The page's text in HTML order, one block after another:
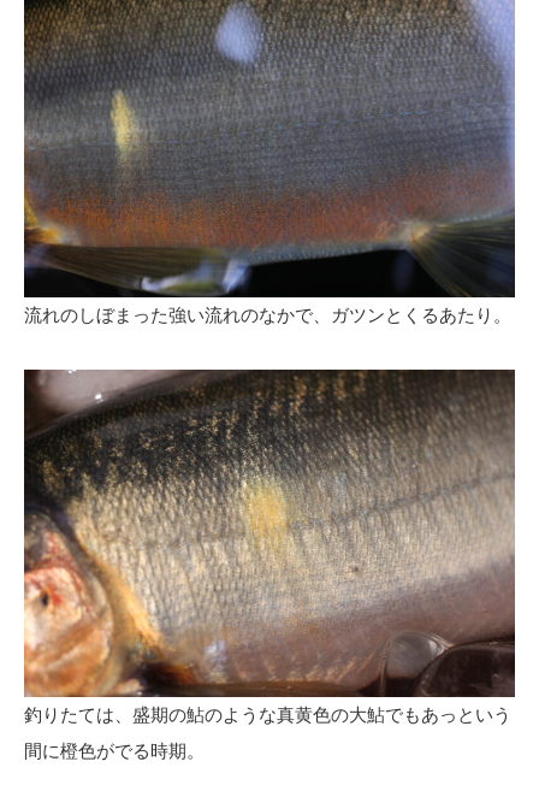
流れのしぼまった強い流れのなかで、ガツンとくるあたり。
釣りたては、盛期の鮎のような真黄色の大鮎でもあっという
間に橙色がでる時期。